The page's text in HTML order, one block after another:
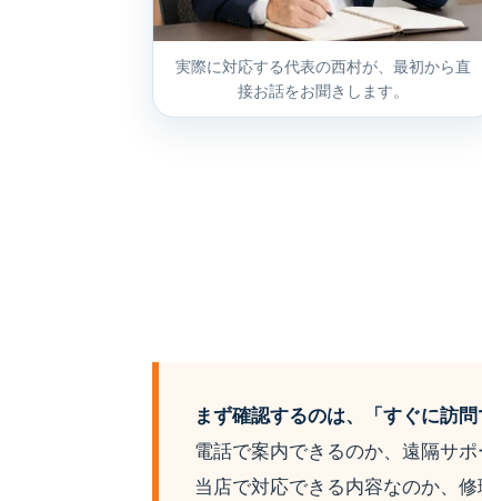
実際に対応する代表の西村が、最初から直
接お話をお聞きします。
まず確認するのは、「すぐに訪
電話で案内できるのか、遠隔サ
当店で対応できる内容なのか、